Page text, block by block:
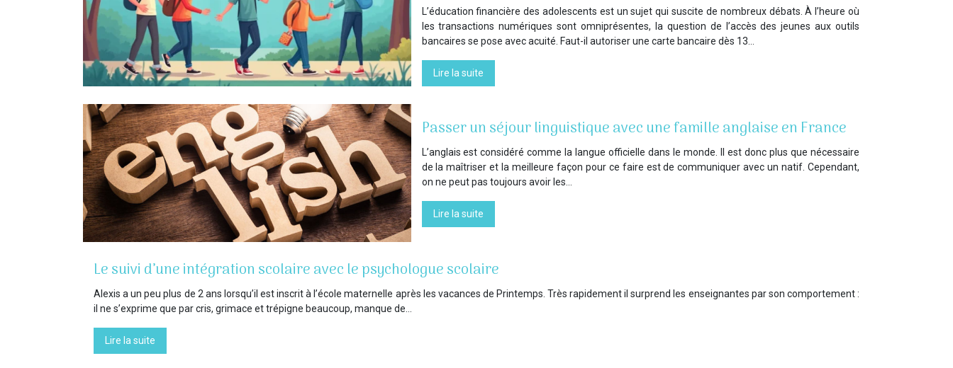
L’éducation financière des adolescents est un sujet qui suscite de nombreux débats. À l’heure où
les transactions numériques sont omniprésentes, la question de l’accès des jeunes aux outils
bancaires se pose avec acuité. Faut-il autoriser une carte bancaire dès 13…
Lire la suite
Passer un séjour linguistique avec une famille anglaise en France
L’anglais est considéré comme la langue officielle dans le monde. Il est donc plus que nécessaire
de la maîtriser et la meilleure façon pour ce faire est de communiquer avec un natif. Cependant,
on ne peut pas toujours avoir les…
Lire la suite
Le suivi d’une intégration scolaire avec le psychologue scolaire
Alexis a un peu plus de 2 ans lorsqu’il est inscrit à l’école maternelle après les vacances de Printemps. Très rapidement il surprend les enseignantes par son comportement :
il ne s’exprime que par cris, grimace et trépigne beaucoup, manque de…
Lire la suite